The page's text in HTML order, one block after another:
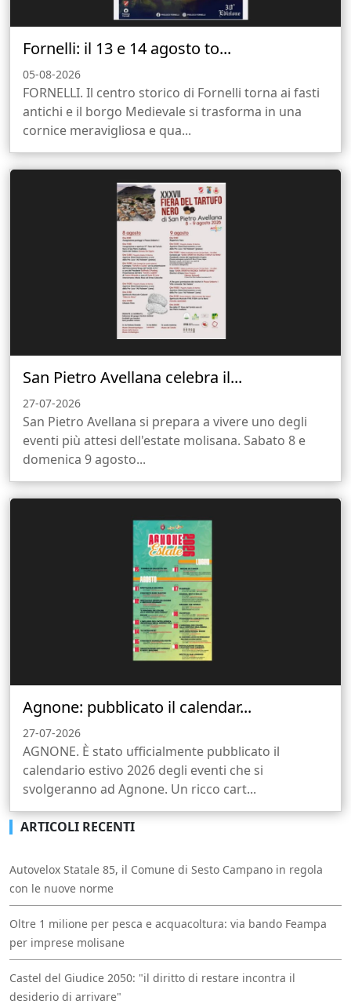
Fornelli: il 13 e 14 agosto to...
05-08-2026
FORNELLI. Il centro storico di Fornelli torna ai fasti
antichi e il borgo Medievale si trasforma in una
cornice meravigliosa e qua...
San Pietro Avellana celebra il...
27-07-2026
San Pietro Avellana si prepara a vivere uno degli
eventi più attesi dell'estate molisana. Sabato 8 e
domenica 9 agosto...
Agnone: pubblicato il calendar...
27-07-2026
AGNONE. È stato ufficialmente pubblicato il
calendario estivo 2026 degli eventi che si
svolgeranno ad Agnone. Un ricco cart...
ARTICOLI RECENTI
Autovelox Statale 85, il Comune di Sesto Campano in regola
con le nuove norme
Oltre 1 milione per pesca e acquacoltura: via bando Feampa
per imprese molisane
Castel del Giudice 2050: "il diritto di restare incontra il
desiderio di arrivare"